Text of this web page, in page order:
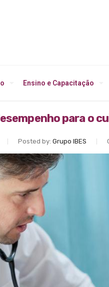
Ensino e Capacitação
para o
Posted by: Grupo IBES